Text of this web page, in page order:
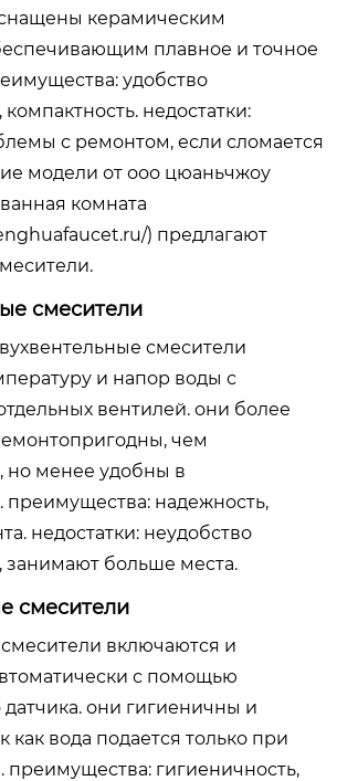
керамическим
плавное и точное
удобство
недостатки:
с ремонтом, если сломается
модели от ооо цюаньчжоу
комната
) предлагают
смесители
смесители
и напор воды с
вентилей. они более
чем
менее удобны в
преимущества: надежность,
недостатки: неудобство
занимают больше места.
смесители
включаются и
с помощью
они гигиеничны и
как вода подается только при
преимущества: гигиеничность,